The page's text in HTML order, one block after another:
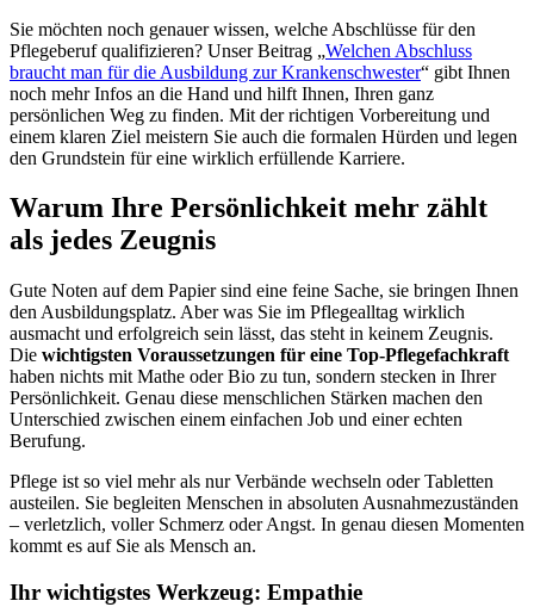
Sie möchten noch genauer wissen, welche Abschlüsse für den
Pflegeberuf qualifizieren? Unser Beitrag „Welchen Abschluss
braucht man für die Ausbildung zur Krankenschwester“ gibt Ihnen
noch mehr Infos an die Hand und hilft Ihnen, Ihren ganz
persönlichen Weg zu finden. Mit der richtigen Vorbereitung und
einem klaren Ziel meistern Sie auch die formalen Hürden und legen
den Grundstein für eine wirklich erfüllende Karriere.
Warum Ihre Persönlichkeit mehr zählt
als jedes Zeugnis
Gute Noten auf dem Papier sind eine feine Sache, sie bringen Ihnen
den Ausbildungsplatz. Aber was Sie im Pflegealltag wirklich
ausmacht und erfolgreich sein lässt, das steht in keinem Zeugnis.
Die wichtigsten Voraussetzungen für eine Top-Pflegefachkraft
haben nichts mit Mathe oder Bio zu tun, sondern stecken in Ihrer
Persönlichkeit. Genau diese menschlichen Stärken machen den
Unterschied zwischen einem einfachen Job und einer echten
Berufung.
Pflege ist so viel mehr als nur Verbände wechseln oder Tabletten
austeilen. Sie begleiten Menschen in absoluten Ausnahmezuständen
– verletzlich, voller Schmerz oder Angst. In genau diesen Momenten
kommt es auf Sie als Mensch an.
Ihr wichtigstes Werkzeug: Empathie